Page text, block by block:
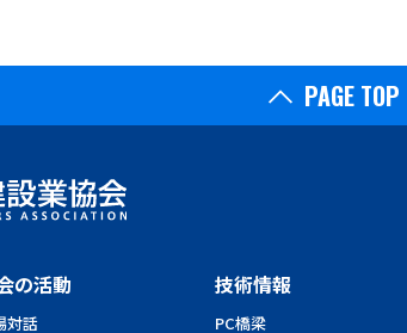
PAGE TOP
の活動
対話
技術情報
PC橋梁